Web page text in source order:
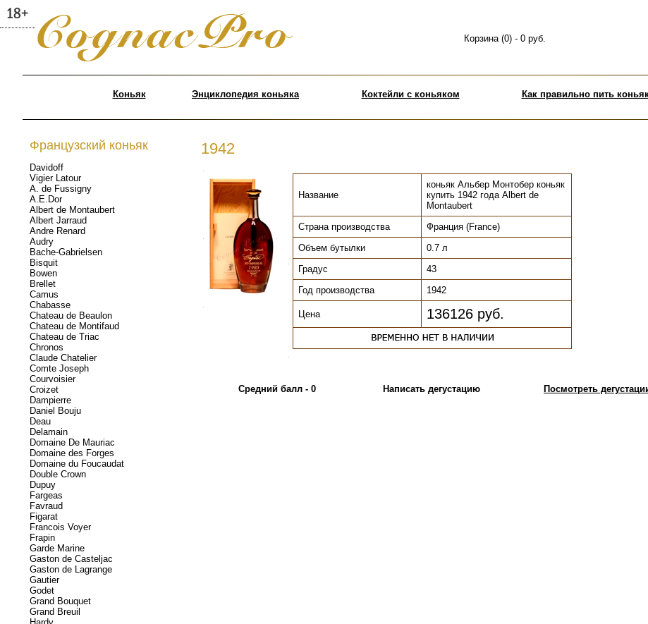
Корзина (0) - 0 руб.
Коньяк Энциклопедия коньяка Коктейли с коньяком Как правильно пить
Французский коньяк
Davidoff
Vigier Latour
A. de Fussigny
A.E.Dor
Albert de Montaubert
Albert Jarraud
Andre Renard
Audry
Bache-Gabrielsen
Bisquit
Bowen
Brellet
Camus
Chabasse
Chateau de Beaulon
Chateau de Montifaud
Chateau de Triac
Chronos
Claude Chatelier
Comte Joseph
Courvoisier
Croizet
Dampierre
Daniel Bouju
Deau
Delamain
Domaine De Mauriac
Domaine des Forges
Domaine du Foucaudat
Double Crown
Dupuy
Fargeas
Favraud
Figarat
Francois Voyer
Frapin
Garde Marine
Gaston de Casteljac
Gaston de Lagrange
Gautier
Godet
Grand Bouquet
Grand Breuil
1942
Название
коньяк Альбер Монтобер коньяк
купить 1942 года Albert de
Montaubert
Страна производства
Франция (France)
Объем бутылки
0.7 л
Градус
43
Год производства
1942
Цена 136126 руб.
Средний балл - 0 Написать дегустацию Посмотреть